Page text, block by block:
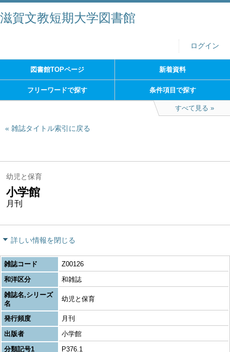
滋賀文教短期大学図書館
ログイン
図書館TOPページ 新着資料
フリーワードで探す 条件項目で探す
すべて見る
雑誌タイトル索引に戻る
幼児と保育
小学館
月刊
詳しい情報を閉じる
雑誌コード
Z00126
和洋区分
和雑誌
雑誌名,シリーズ
名
幼児と保育
発行頻度
月刊
出版者
小学館
分類記号1
P376.1